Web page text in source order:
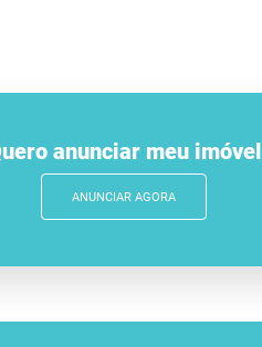
anunciar meu imóvel
ANUNCIAR AGORA